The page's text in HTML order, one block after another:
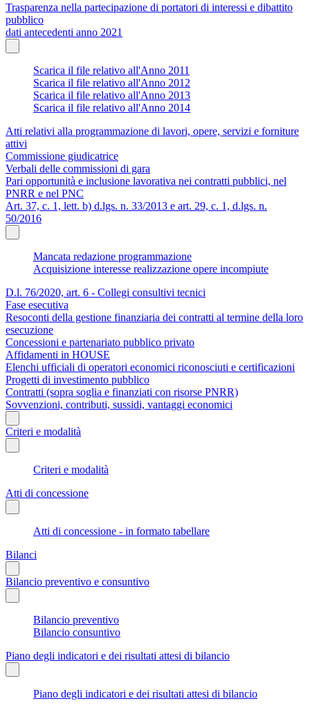
Trasparenza nella partecipazione di portatori di interessi e dibattito
pubblico
dati antecedenti anno 2021
Scarica il file relativo all'Anno 2011
Scarica il file relativo all'Anno 2012
Scarica il file relativo all'Anno 2013
Scarica il file relativo all'Anno 2014
Atti relativi alla programmazione di lavori, opere, servizi e forniture
attivi
Commissione giudicatrice
Verbali delle commissioni di gara
Pari opportunità e inclusione lavorativa nei contratti pubblici, nel
PNRR e nel PNC
Art. 37, c. 1, lett. b) d.lgs. n. 33/2013 e art. 29, c. 1, d.lgs. n.
50/2016
Mancata redazione programmazione
Acquisizione interesse realizzazione opere incompiute
D.l. 76/2020, art. 6 - Collegi consultivi tecnici
Fase esecutiva
Resoconti della gestione finanziaria dei contratti al termine della loro
esecuzione
Concessioni e partenariato pubblico privato
Affidamenti in HOUSE
Elenchi ufficiali di operatori economici riconosciuti e certificazioni
Progetti di investimento pubblico
Contratti (sopra soglia e finanziati con risorse PNRR)
Sovvenzioni, contributi, sussidi, vantaggi economici
Criteri e modalità
Criteri e modalità
Atti di concessione
Atti di concessione - in formato tabellare
Bilanci
Bilancio preventivo e consuntivo
Bilancio preventivo
Bilancio consuntivo
Piano degli indicatori e dei risultati attesi di bilancio
Piano degli indicatori e dei risultati attesi di bilancio